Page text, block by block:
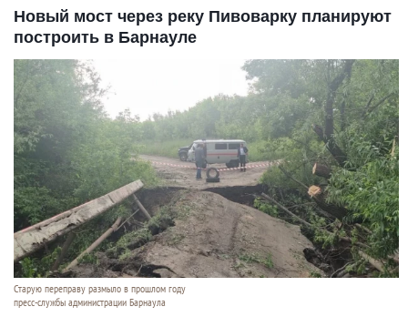
Новый мост через реку Пивоварку планируют
построить в Барнауле
Старую переправу размыло в прошлом году
пресс-службы администрации Барнаула